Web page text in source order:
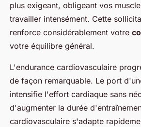
plus exigeant, obligeant vos
travailler intensément. Cette
renforce considérablement votre
votre équilibre général.
L'endurance cardiovasculaire
de façon remarquable. Le port
intensifie l'effort cardiaque sans
d'augmenter la durée
cardiovasculaire s'adapte